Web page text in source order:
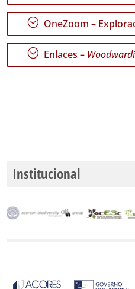
Nivel
de
Precisión
P1
World
; OneZoom –
; Enlaces –
Institucional